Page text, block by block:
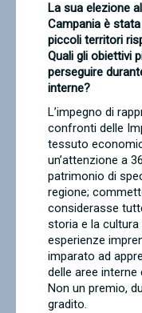
La sua elezione
Campania è
piccoli territori
Quali gli obiettivi
perseguire
interne?
L’impegno di
confronti delle
tessuto
un’attenzione a
patrimonio di
regione;
considerasse
storia e la
esperienze
imparato ad
delle aree interne
Non un premio,
gradito.